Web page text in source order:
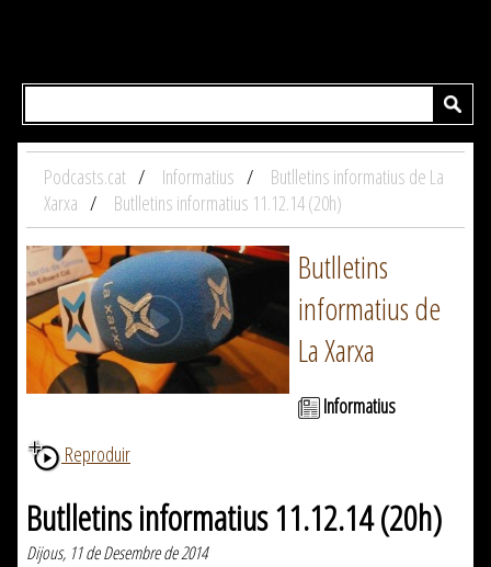
Podcasts.cat Informatius
Butlletins informatius de La
Xarxa
Butlletins informatius 11.12.14 (20h)
Butlletins
informatius de
La Xarxa
Informatius
Reproduir
Butlletins informatius 11.12.14 (20h)
Dijous, 11 de Desembre de 2014